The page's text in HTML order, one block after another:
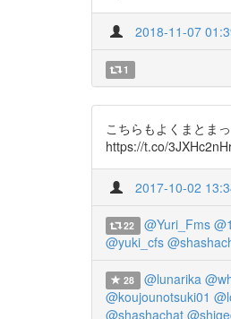
2018-11-07
1
こちらもよくまとま
https://t.co/
2017-10-02
22 @Yuri_Fms
@yuki_cfs
28 @lunarika
@koujounotsuki01
@shashachat